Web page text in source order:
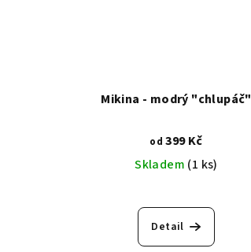
Mikina - modrý "chlupáč"
od 399 Kč
Skladem (1 ks)
Detail